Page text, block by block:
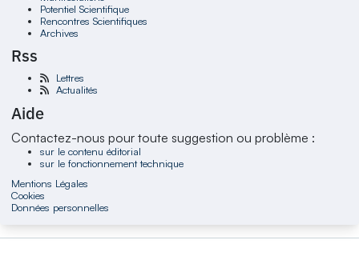
Potentiel Scientifique
Rencontres Scientifiques
Archives
Rss
Lettres
Actualités
Aide
Contactez-nous pour toute suggestion ou problème :
sur le contenu éditorial
sur le fonctionnement technique
Mentions Légales
Cookies
Données personnelles